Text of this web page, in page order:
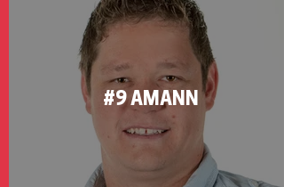
#9 AMANN